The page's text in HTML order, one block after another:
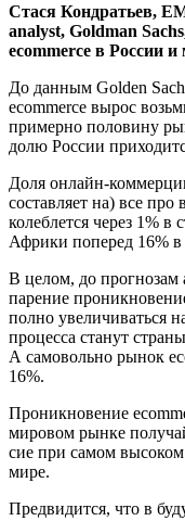
Стася Кондратьев,
analyst, Goldman
ecommerce в России и
До данным Golden
ecommerce вырос
примерно половину
долю России
Доля онлайн-
составляет на) все
колеблется через 1%
Африки поперед 16%
В целом, до прогнозам
парение
полно увеличиваться
процесса станут
А самовольно рынок
16%.
Проникновение
мировом рынке
сие при самом
мире.
Предвидится, что в